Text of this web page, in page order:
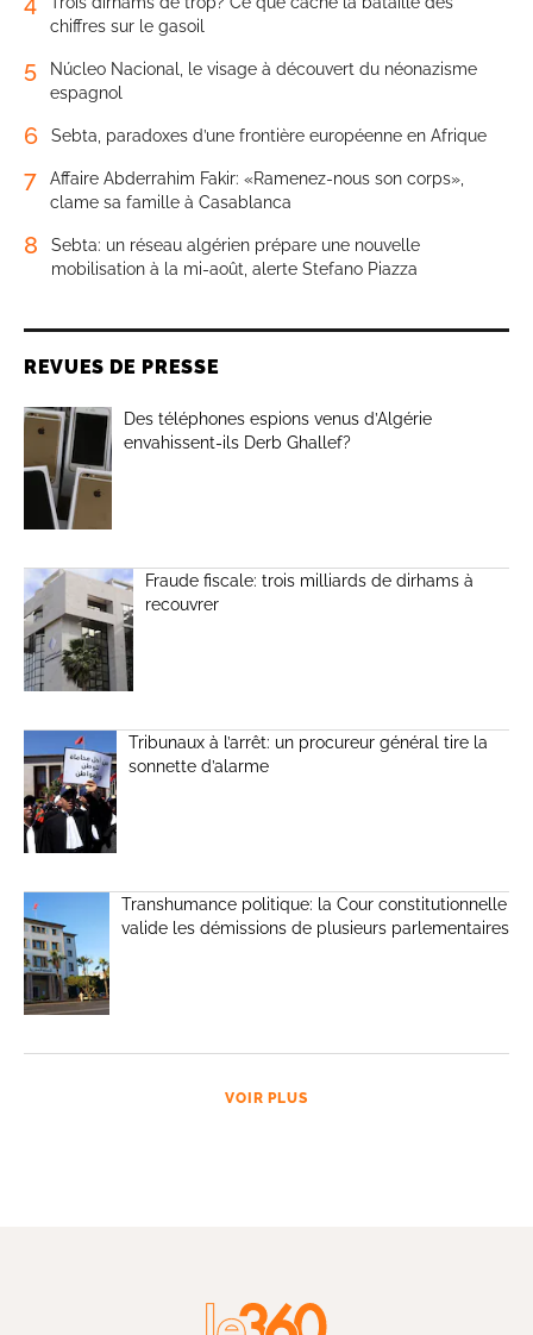
chiffres sur le gasoil
5
Núcleo Nacional, le visage à découvert du néonazisme
espagnol
6 Sebta, paradoxes d’une frontière européenne en Afrique
7
Affaire Abderrahim Fakir: «Ramenez-nous son corps»,
clame sa famille à Casablanca
8
Sebta: un réseau algérien prépare une nouvelle
mobilisation à la mi-août, alerte Stefano Piazza
REVUES DE PRESSE
Des téléphones espions venus d’Algérie
envahissent-ils Derb Ghallef?
Fraude fiscale: trois milliards de dirhams à
recouvrer
Tribunaux à l’arrêt: un procureur général tire la
sonnette d’alarme
Transhumance politique: la Cour constitutionnelle
valide les démissions de plusieurs parlementaires
VOIR PLUS